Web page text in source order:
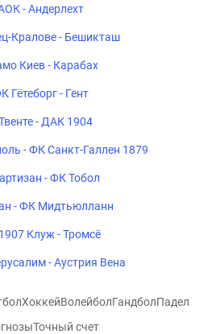
- Андерлехт
Кралове - Бешикташ
Киев - Карабах
Гётеборг - Гент
- ДАК 1904
- ФК Санкт-Галлен 1879
- ФК Тобол
- ФК Мидтьюлланн
Клуж - Тромсё
- Аустрия Вена
ХоккейВолейболГандболПадел
Точный счет